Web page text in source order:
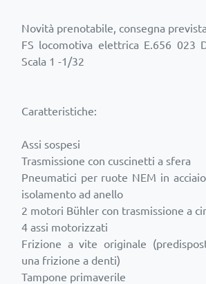
Novità prenotabile, consegna
FS locomotiva elettrica E.656 023
Scala 1 -1/32
Caratteristiche:
Assi sospesi
Trasmissione con cuscinetti a sfera
Pneumatici per ruote NEM in
isolamento ad anello
2 motori Bühler con trasmissione a
4 assi motorizzati
Frizione a vite originale
una frizione a denti)
Tampone primaverile